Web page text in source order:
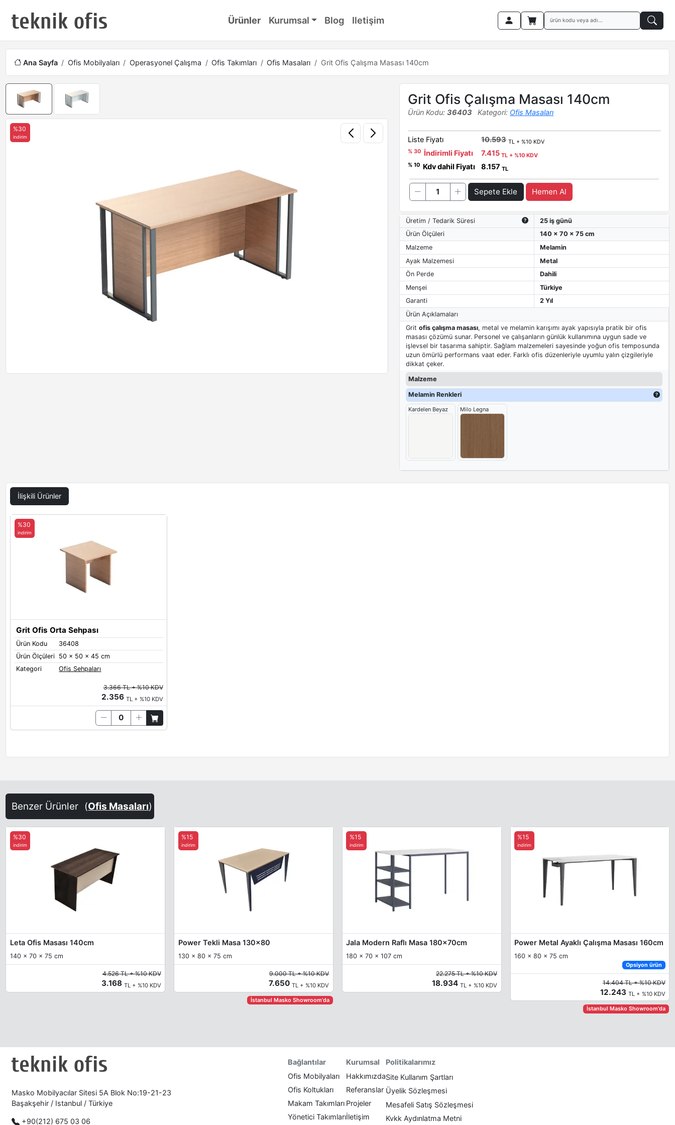
Ürünler Kurumsal Blog Iletişim
Ana Sayfa Ofis Mobilyaları Operasyonel Çalışma Ofis Takımları Ofis Masaları Grit Ofis Çalışma Masası 140cm
%30
indirim
Grit Ofis Çalışma Masası 140cm
Ürün Kodu: 36403 Kategori: Ofis Masaları
Liste Fiyatı 10.593 TL + %10 KDV
% 30 İndirimli Fiyatı 7.415TL + %10 KDV
% 10 Kdv dahil Fiyatı 8.157TL
Sepete Ekle Hemen Al
Üretim / Tedarik Süresi
25 iş günü
Ürün Ölçüleri
140 x 70 x 75 cm
Malzeme
Melamin
Ayak Malzemesi
Metal
Ön Perde
Dahili
Menşei
Türkiye
Garanti
2 Yıl
Ürün Açıklamaları
Grit ofis çalışma masası, metal ve melamin karışımı ayak yapısıyla pratik bir ofis
masası çözümü sunar. Personel ve çalışanların günlük kullanımına uygun sade ve
işlevsel bir tasarıma sahiptir. Sağlam malzemeleri sayesinde yoğun ofis temposunda
uzun ömürlü performans vaat eder. Farklı ofis düzenleriyle uyumlu yalın çizgileriyle
dikkat çeker.
Malzeme
Melamin Renkleri
Kardelen Beyaz Milo Legna
İlişkili Ürünler
Grit Ofis Orta Sehpası
Ürün Kodu
36408
Ürün Ölçüleri 50 x 50 x 45 cm
Kategori
Ofis Sehpaları
%30
indirim
3.366 TL + %10 KDV
2.356 TL + %10 KDV
Benzer Ürünler (Ofis Masaları)
Leta Ofis Masası 140cm
140 x 70 x 75 cm
%30
indirim
4.526 TL + %10 KDV
3.168 TL + %10 KDV
Power Tekli Masa 130x80
130 x 80 x 75 cm
%15
indirim
9.000 TL + %10 KDV
7.650TL + %10 KDV
İstanbul Masko Showroom'da
Jala Modern Raflı Masa 180x70cm
180 x 70 x 107 cm
%15
indirim
22.275 TL + %10 KDV
18.934TL + %10 KDV
Power Metal Ayaklı Çalışma Masası 160cm
160 x 80 x 75 cm
Opsiyon ürün
%15
indirim
14.404 TL + %10 KDV
12.243 TL + %10 KDV
İstanbul Masko Showroom'da
Masko Mobilyacılar Sitesi 5A Blok No:19-21-23
Başakşehir / Istanbul / Türkiye
+90(212) 675 03 06
Bağlantılar
Ofis Mobilyaları
Ofis Koltukları
Makam Takımları
Yönetici Takımları
Kurumsal
Hakkımızda
Referanslar
Projeler
İletişim
Politikalarımız
Site Kullanım Şartları
Üyelik Sözleşmesi
Mesafeli Satış Sözleşmesi
Kvkk Aydınlatma Metni